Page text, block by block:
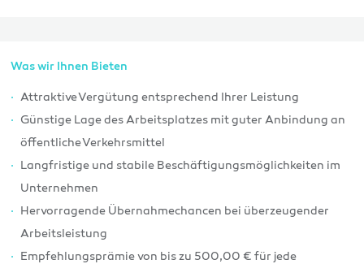
Was wir Ihnen Bieten
Attraktive Vergütung entsprechend Ihrer Leistung
Günstige Lage des Arbeitsplatzes mit guter Anbindung an
öffentliche Verkehrsmittel
Langfristige und stabile Beschäftigungsmöglichkeiten im
Unternehmen
Hervorragende Übernahmechancen bei überzeugender
Arbeitsleistung
Empfehlungsprämie von bis zu 500,00 € für jede